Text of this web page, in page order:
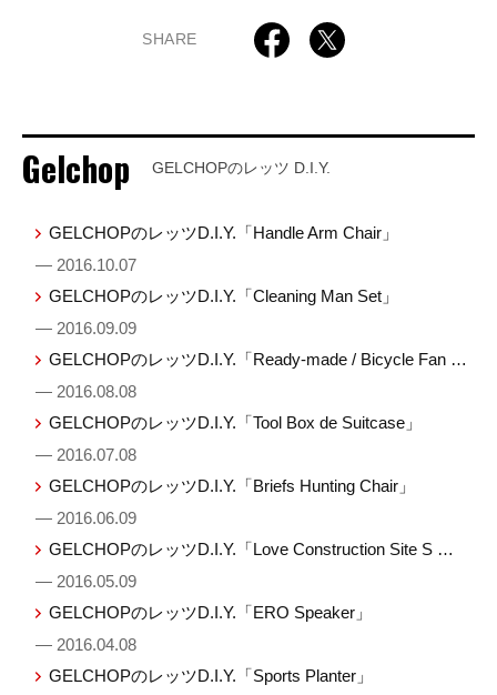
SHARE
Gelchop GELCHOPのレッツ D.I.Y.
GELCHOPのレッツD.I.Y.「Handle Arm Chair」
— 2016.10.07
GELCHOPのレッツD.I.Y.「Cleaning Man Set」
— 2016.09.09
GELCHOPのレッツD.I.Y.「Ready-made / Bicycle Fan …
— 2016.08.08
GELCHOPのレッツD.I.Y.「Tool Box de Suitcase」
— 2016.07.08
GELCHOPのレッツD.I.Y.「Briefs Hunting Chair」
— 2016.06.09
GELCHOPのレッツD.I.Y.「Love Construction Site S …
— 2016.05.09
GELCHOPのレッツD.I.Y.「ERO Speaker」
— 2016.04.08
GELCHOPのレッツD.I.Y.「Sports Planter」